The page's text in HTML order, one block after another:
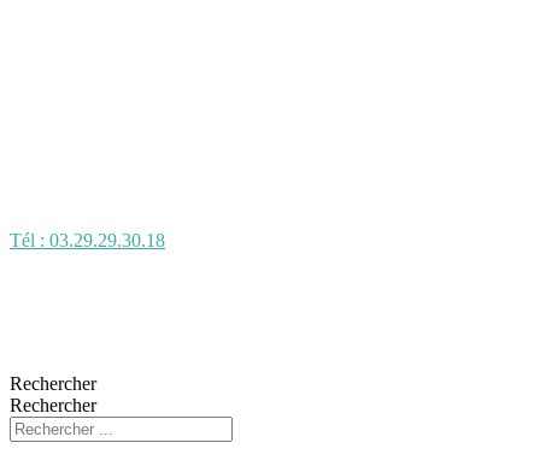
Tél : 03.29.29.30.18
Rechercher
Rechercher